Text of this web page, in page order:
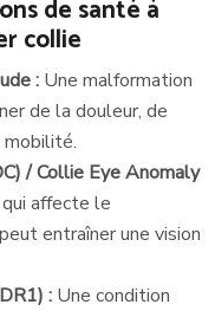
de santé à
collie
: Une malformation
de la douleur, de
mobilité.
/ Collie Eye Anomaly
affecte le
entraîner une vision
: Une condition